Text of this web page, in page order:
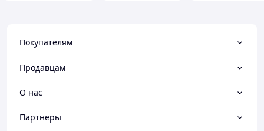
Покупателям
Продавцам
О нас
Партнеры